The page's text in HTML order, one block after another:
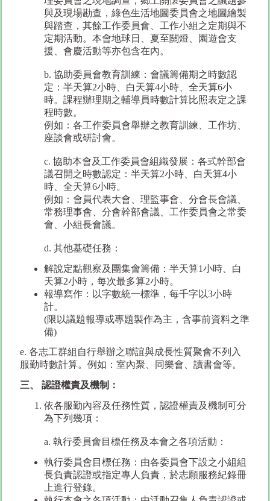
與及現場勘查，綠色生活地圖委員會之地圖繪製
與踏查，其餘工作委員會、工作小組之定期與不
定期活動。本會地球日、夏至關燈、園遊會支
援、會慶活動等亦包含在內。
b. 協助委員會教育訓練：會議籌備期之時數認
定：半天算2小時、白天算4小時、全天算6小
時。課程辦理期之輔導員時數計算比照表定之課
程時數。
例如：各工作委員會舉辦之教育訓練、工作坊、
座談會或研討會。
c. 協助本會及工作委員會組織發展：各式幹部會
議召開之時數認定：半天算2小時、白天算4小
時、全天算6小時。
例如：會員代表大會、理監事會、分會長會議、
常務理事會、分會幹部會議、工作委員會之常委
會、小組長會議。
d. 其他基礎任務：
解說定點觀察及團集會籌備：半天算1小時、白
天算2小時，每次最多算2小時。
報導寫作：以字數統一標準，每千字以3小時
計。
(限以議題報導或專題製作為主，含事前資料之準
備)
e. 各志工群組自行舉辦之聯誼與成長性質聚會不列入
服勤時數計算。例如：室內聚、同樂會、讀書會等。
三、 認證權責及機制：
依各服勤內容及任務性質，認證權責及機制可分
為下列幾項：
a. 執行委員會目標任務及本會之各項活動：
執行委員會目標任務：由各委員會下設之小組組
長負責認證或指定專人負責，於志願服務紀錄冊
上進行登錄。